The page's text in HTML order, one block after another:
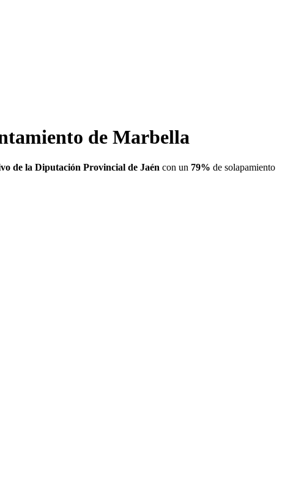
de Marbella
de la Diputación Provincial de Jaén con un 79% de solapamiento